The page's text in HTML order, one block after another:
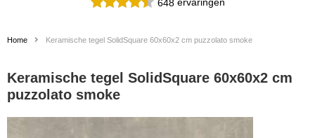
648
Home Keramische tegel SolidSquare 60x60x2 cm puzzolato smoke
Keramische tegel SolidSquare 60x60x2 cm
puzzolato smoke